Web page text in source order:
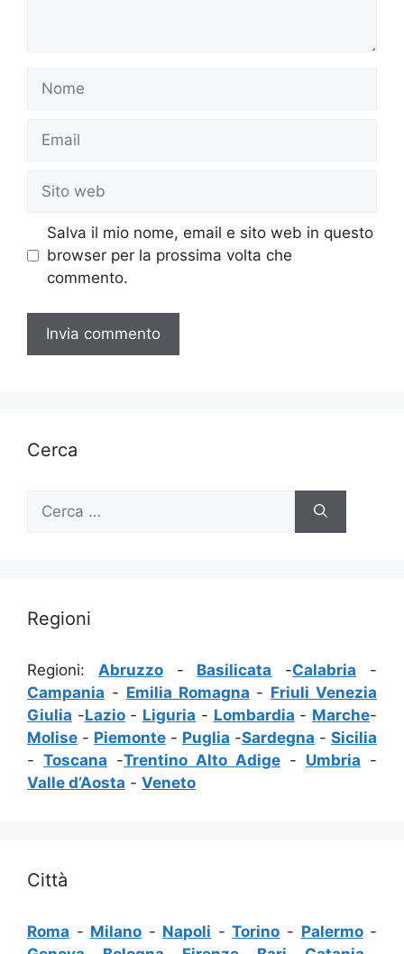
Nome
Email
Sito
web
Salva il mio nome, email e sito web in questo
browser per la prossima volta che
commento.
Cerca
per:
Regioni
Regioni: Abruzzo- Basilicata -Calabria -
Campania - Emilia Romagna - Friuli Venezia
Giulia -Lazio- Liguria - Lombardia - Marche-
Molise - Piemonte - Puglia -Sardegna - Sicilia
- Toscana -Trentino Alto Adige - Umbria -
Valle d’Aosta - Veneto
Città
Roma - Milano - Napoli -Torino - Palermo-